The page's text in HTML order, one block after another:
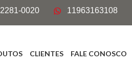
0020 11963163108
CLIENTES FALE CONOSCO